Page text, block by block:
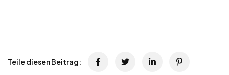
Teile diesen Beitrag: